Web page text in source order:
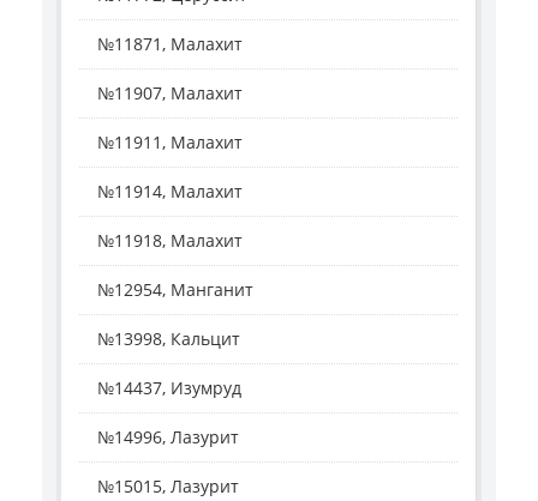
№11871, Малахит
№11907, Малахит
№11911, Малахит
№11914, Малахит
№11918, Малахит
№12954, Манганит
№13998, Кальцит
№14437, Изумруд
№14996, Лазурит
№15015, Лазурит